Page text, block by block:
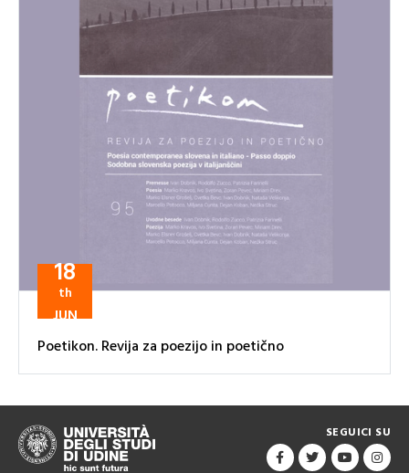
18
th
JUN
Poetikon. Revija za poezijo in poetično
SEGUICI SU